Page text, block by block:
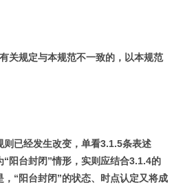
关规定与本规范不一致的，以本规范
则已经发生改变，单看3.1.5条表述
“阳台封闭”情形，实则应结合3.1.4的
“阳台封闭”的状态、时点认定又将成